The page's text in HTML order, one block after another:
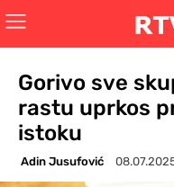
Gorivo sve
rastu uprkos
istoku
Adin Jusufović